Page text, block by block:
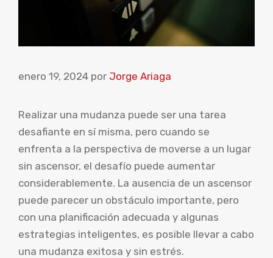
enero 19, 2024 por Jorge Ariaga
Realizar una mudanza puede ser una tarea
desafiante en sí misma, pero cuando se
enfrenta a la perspectiva de moverse a un lugar
sin ascensor, el desafío puede aumentar
considerablemente. La ausencia de un ascensor
puede parecer un obstáculo importante, pero
con una planificación adecuada y algunas
estrategias inteligentes, es posible llevar a cabo
una mudanza exitosa y sin estrés.